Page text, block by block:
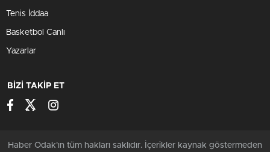
Tenis İddaa
Basketbol Canlı
Yazarlar
BİZİ TAKİP ET
Haber Odak'ın tüm hakları saklıdır. İçerikler kaynak göstermeden